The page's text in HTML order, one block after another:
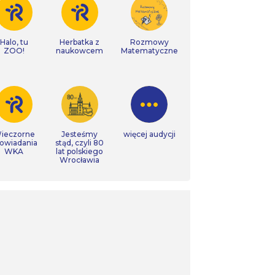
Halo, tu
ZOO!
Herbatka z
naukowcem
Rozmowy
Matematyczne
WKA
Jesteśmy
stąd, czyli 80
lat polskiego
Wrocławia
więcej audycji